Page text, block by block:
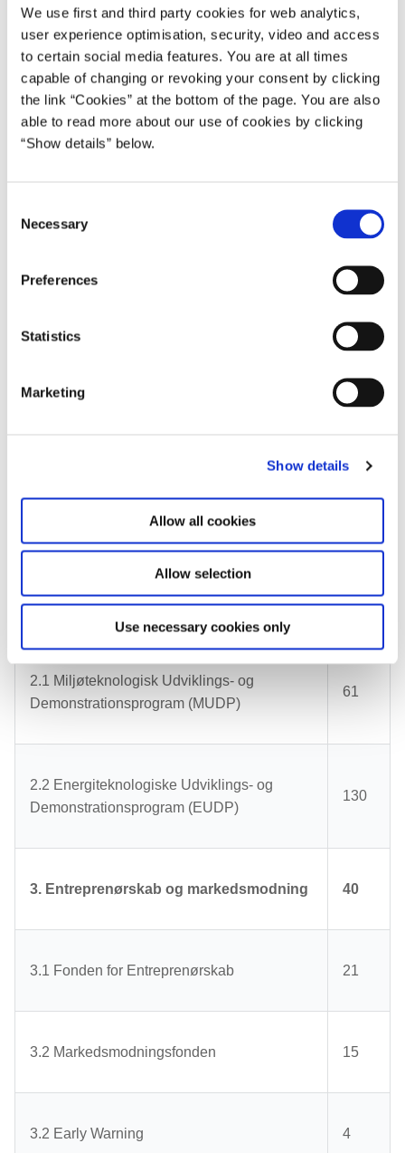
We use first and third party cookies for web analytics,
user experience optimisation, security, video and access
to certain social media features. You are at all times
capable of changing or revoking your consent by clicking
the link “Cookies” at the bottom of the page. You are also
able to read more about our use of cookies by clicking
“Show details” below.
Necessary
Preferences
Statistics
Marketing
Show details
Allow all cookies
Allow selection
Use necessary cookies only
Forskningsreserve til udmøntning 555
1. Danmarks innovationsfond 181
miljøteknologi
71
uddannelse
40
1.4 Forskning i rum- og droneteknologi 25
Demonstrationsprogrammer
2.1 Miljøteknologisk Udviklings- og
Demonstrationsprogram (MUDP)
61
2.2 Energiteknologiske Udviklings- og
Demonstrationsprogram (EUDP)
130
3. Entreprenørskab og markedsmodning 40
3.1 Fonden for Entreprenørskab 21
3.2 Markedsmodningsfonden 15
3.2 Early Warning 4